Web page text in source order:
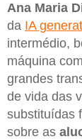
Ana Maria
da IA
intermédio,
máquina
grandes
de vida das
substituídas
sobre as